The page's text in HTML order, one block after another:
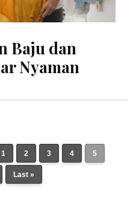
Baju dan
Nyaman
1 2 3 4 5
Last »